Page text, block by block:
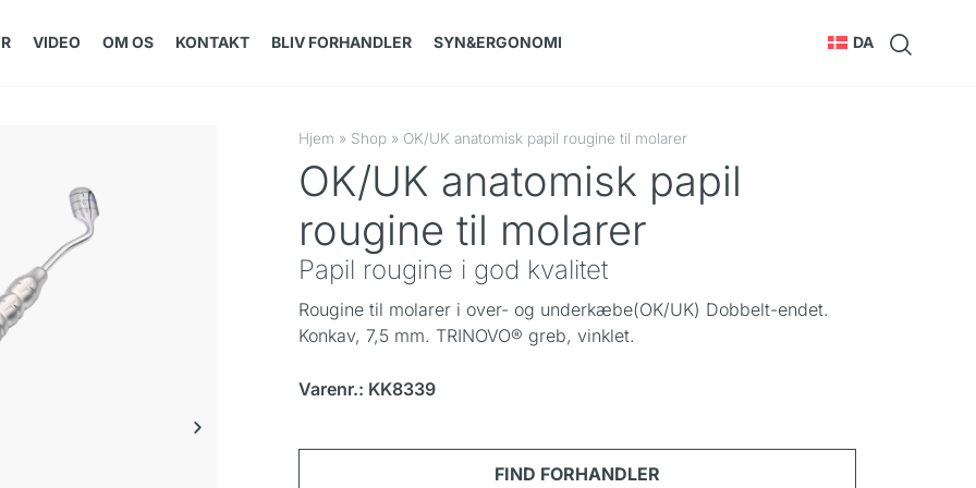
VIDEO OM OS KONTAKT BLIV FORHANDLER SYN&ERGONOMI DA
Hjem » Shop » OK/UK anatomisk papil rougine til molarer
OK/UK anatomisk papil
rougine til molarer
Papil rougine i god kvalitet
Rougine til molarer i over- og underkæbe(OK/UK) Dobbelt-endet.
Konkav, 7,5 mm. TRINOVO® greb, vinklet.
Varenr.: KK8339